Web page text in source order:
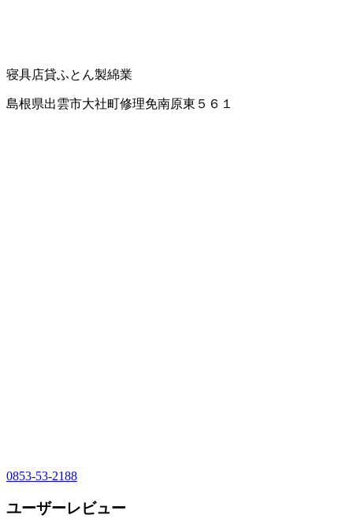
寝具店貸ふとん製綿業
島根県出雲市大社町修理免南原東５６１
0853-53-2188
ユーザーレビュー